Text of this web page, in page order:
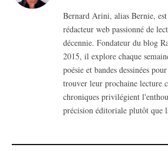
Bernard Arini, alias Bernie,
rédacteur web passionné de
décennie. Fondateur du blog
2015, il explore chaque
poésie et bandes dessinées
trouver leur prochaine lecture
chroniques privilégient
précision éditoriale plutôt que